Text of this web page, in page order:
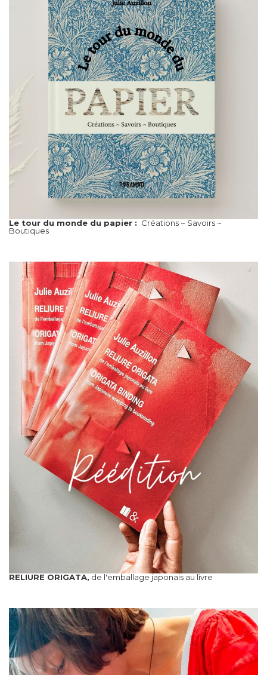
Le tour du monde du papier : Créations ~ Savoirs ~
Boutiques
RELIURE ORIGATA, de l'emballage japonais au livre